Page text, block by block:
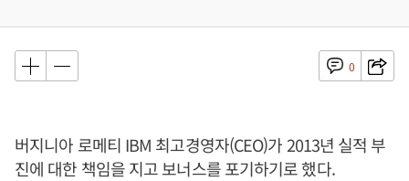
0
버지니아 로메티 IBM 최고경영자(CEO)가 2013년 실적 부
진에 대한 책임을 지고 보너스를 포기하기로 했다.